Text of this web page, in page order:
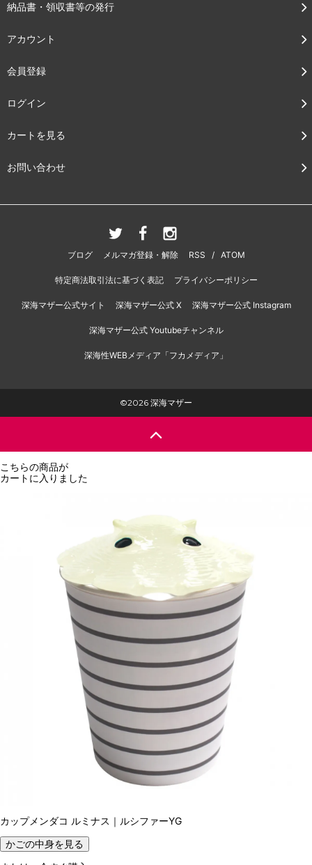
納品書・領収書等の発行
アカウント
会員登録
ログイン
カートを見る
お問い合わせ
ブログ メルマガ登録・解除 RSS / ATOM
特定商法取引法に基づく表記 プライバシーポリシー
深海マザー公式サイト 深海マザー公式 X 深海マザー公式 Instagram
深海マザー公式 Youtubeチャンネル
深海性WEBメディア「フカメディア」
©2026 深海マザー
こちらの商品が
カートに入りました
カップメンダコ ルミナス｜ルシファーYG
かごの中身を見る